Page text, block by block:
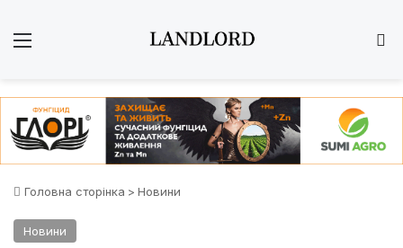
Головна сторінка > Новини
Новини